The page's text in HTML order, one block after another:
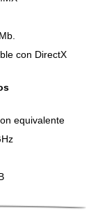
con DirectX
equivalente